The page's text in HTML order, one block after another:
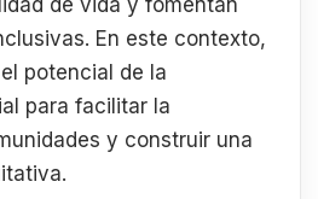
de vida y fomentan
En este contexto,
potencial de la
para facilitar la
y construir una